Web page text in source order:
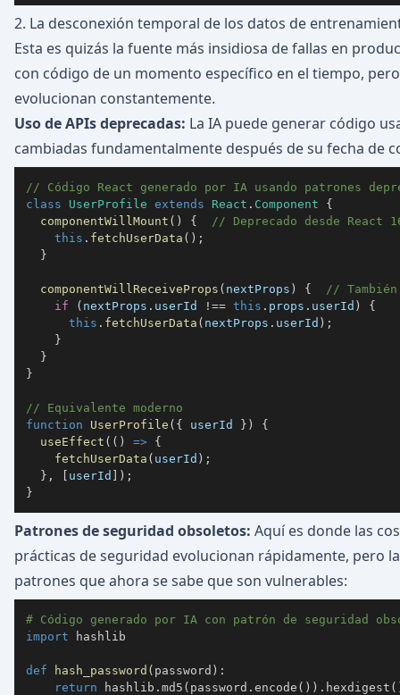
2. La desconexión temporal de los datos de
Esta es quizás la fuente más insidiosa de fallas en
con código de un momento específico en el tiempo,
evolucionan constantemente.
Uso de APIs deprecadas: La IA puede generar código
cambiadas fundamentalmente después de su fecha de
// Código React generado por IA usando patrones
class
UserProfile extends React . Component
{
componentWillMount ( ) {
// Deprecado desde React
this . fetchUserData ( ) ;
}
componentWillReceiveProps ( nextProps ) {
// También
if
( nextProps . userId !== this . props . userId )
{
this . fetchUserData ( nextProps . userId ) ;
}
}
}
// Equivalente moderno
function
UserProfile ( { userId } )
{
useEffect ( ( ) => {
fetchUserData ( userId ) ;
} , [ userId ] ) ;
}
Patrones de seguridad obsoletos: Aquí es donde las
prácticas de seguridad evolucionan rápidamente, pero
patrones que ahora se sabe que son vulnerables:
# Código generado por IA con patrón de seguridad
import
def hash_password ( password ) :
return hashlib . md5 ( password . encode ( ) ) . hexdigest (